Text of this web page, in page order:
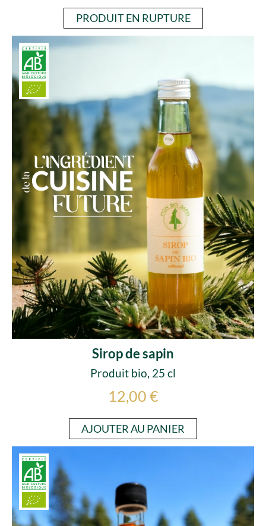
PRODUIT EN RUPTURE
Sirop de sapin
Produit bio, 25 cl
12,00 €
AJOUTER AU PANIER